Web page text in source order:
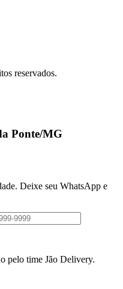
reservados.
Ponte/MG
Deixe seu WhatsApp e
pelo time Jão Delivery.